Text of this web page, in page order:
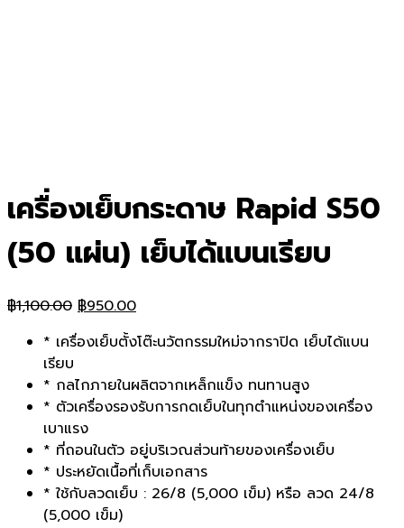
เครื่องเย็บกระดาษ Rapid S50
(50 แผ่น) เย็บได้แบนเรียบ
฿1,100.00 Original
was:
฿950.00Current
is:
* เครื่องเย็บตั้งโต๊ะนวัตกรรมใหม่จากราปิด เย็บได้แบน
เรียบ
* กลไกภายในผลิตจากเหล็กแข็ง ทนทานสูง
* ตัวเครื่องรองรับการกดเย็บในทุกตำแหน่งของเครื่อง
เบาแรง
* ที่ถอนในตัว อยู่บริเวณส่วนท้ายของเครื่องเย็บ
* ประหยัดเนื้อที่เก็บเอกสาร
* ใช้กับลวดเย็บ : 26/8 (5,000 เข็ม) หรือ ลวด 24/8
(5,000 เข็ม)